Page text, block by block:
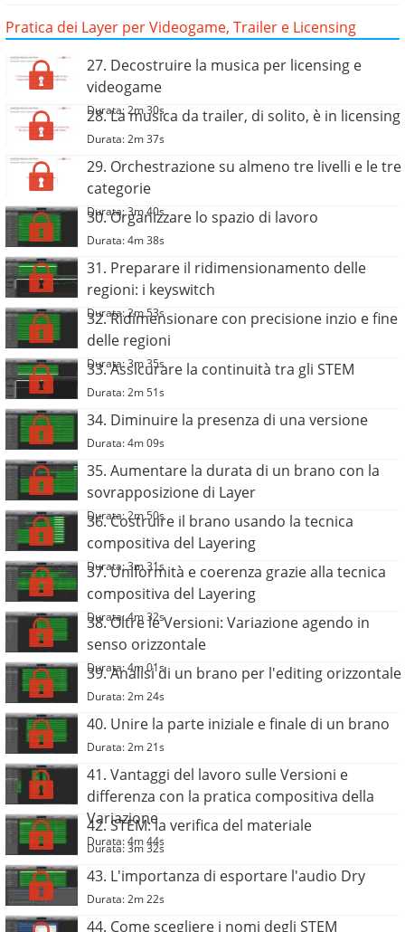
Pratica dei Layer per Videogame, Trailer e Licensing
27. Decostruire la musica per licensing e
videogame
Durata: 2m 30s
28. La musica da trailer, di solito, è in licensing
Durata: 2m 37s
29. Orchestrazione su almeno tre livelli e le tre
categorie
Durata: 3m 40s
30. Organizzare lo spazio di lavoro
Durata: 4m 38s
31. Preparare il ridimensionamento delle
regioni: i keyswitch
Durata: 2m 53s
32. Ridimensionare con precisione inzio e fine
delle regioni
Durata: 3m 35s
33. Assicurare la continuità tra gli STEM
Durata: 2m 51s
34. Diminuire la presenza di una versione
Durata: 4m 09s
35. Aumentare la durata di un brano con la
sovrapposizione di Layer
Durata: 2m 50s
36. Costruire il brano usando la tecnica
compositiva del Layering
Durata: 3m 31s
37. Uniformità e coerenza grazie alla tecnica
compositiva del Layering
Durata: 4m 32s
38. Oltre le Versioni: Variazione agendo in
senso orizzontale
Durata: 4m 01s
39. Analisi di un brano per l'editing orizzontale
Durata: 2m 24s
40. Unire la parte iniziale e finale di un brano
Durata: 2m 21s
41. Vantaggi del lavoro sulle Versioni e
differenza con la pratica compositiva della
Variazione
Durata: 4m 44s
42. STEM: la verifica del materiale
Durata: 3m 32s
43. L'importanza di esportare l'audio Dry
Durata: 2m 22s
44. Come scegliere i nomi degli STEM